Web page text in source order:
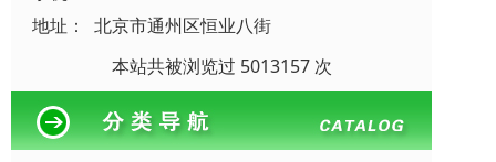
地址：
北京市通州区恒业八街
本站共被浏览过 5013157 次